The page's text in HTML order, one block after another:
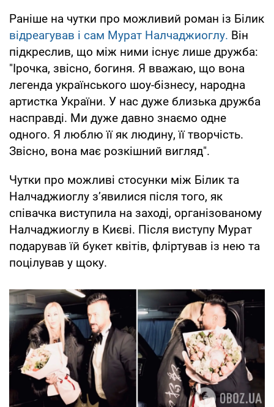
Раніше на чутки про можливий роман із Білик
відреагував і сам Мурат Налчаджиоглу. Він
підкреслив, що між ними існує лише дружба:
"Ірочка, звісно, богиня. Я вважаю, що вона
легенда українського шоу-бізнесу, народна
артистка України. У нас дуже близька дружба
насправді. Ми дуже давно знаємо одне
одного. Я люблю її як людину, її творчість.
Звісно, вона має розкішний вигляд".
Чутки про можливі стосунки між Білик та
Налчаджиоглу з’явилися після того, як
співачка виступила на заході, організованому
Налчаджиоглу в Києві. Після виступу Мурат
подарував їй букет квітів, фліртував із нею та
поцілував у щоку.